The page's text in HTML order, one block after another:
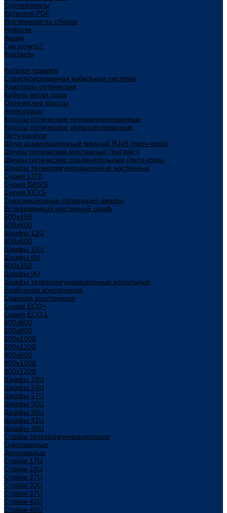
Сертификаты
Каталоги PDF
Инструкции по сборке
Новости
Акции
Где купить?
Контакты
Каталог товаров
Структурированная кабельная система
Адаптеры оптические
Кабель витая пара
Оптические кроссы
Аксессуары
Кроссы оптические неукомплектованные
Кроссы оптические укомплектованные
Патч-панели
Шнур коммутационный медный RJ45 (патч-корд)
Шнуры оптические монтажные (пигтейл)
Шнуры оптические соединительные (патч-корд)
Шкафы телекоммуникационные настенные
Cерия LITE
Cерия BASIS
Cерия KEYS
Трехсекционные (откидные) шкафы
Встраиваемый настенный шкаф
600x450
600x600
Шкафы 12U
600x600
Шкафы 15U
Шкафы 6U
600x350
Шкафы 9U
Шкафы телекоммуникационные напольные
Разборная конструкция
Сварная конструкция
Серия ECO+
Серия ECO L
600x600
600x800
600х1000
600х1200
800x800
800х1000
800х1200
Шкафы 18U
Шкафы 24U
Шкафы 27U
Шкафы 30U
Шкафы 36U
Шкафы 42U
Шкафы 48U
Стойки телекоммуникационные
Однорамные
Двухрамные
Стойки 17U
Стойки 24U
Стойки 27U
Стойки 33U
Стойки 37U
Стойки 42U
Стойки 45U